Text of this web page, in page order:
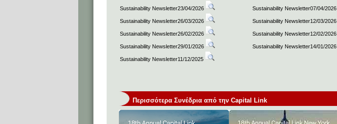
Sustainability Newsletter23/04/2026 Sustainability Newsletter07/04/2026
Sustainability Newsletter26/03/2026 Sustainability Newsletter12/03/2026
Sustainability Newsletter26/02/2026 Sustainability Newsletter12/02/2026
Sustainability Newsletter29/01/2026 Sustainability Newsletter14/01/2026
Sustainability Newsletter11/12/2025
Περισσότερα Συνέδρια από την Capital Link